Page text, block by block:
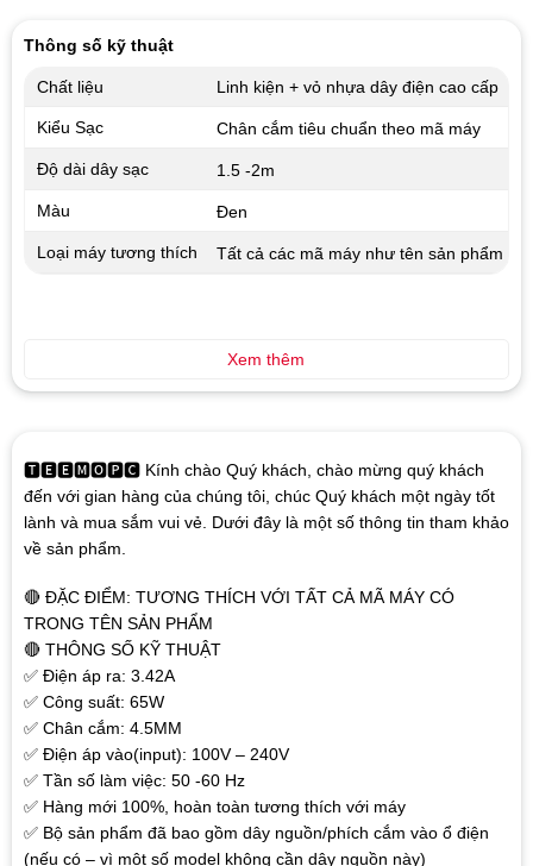
🆃🅴🅴🅼🅾🅿🅲 Kính chào Quý khách, chào mừng quý khách
đến với gian hàng của chúng tôi, chúc Quý khách một ngày tốt
lành và mua sắm vui vẻ. Dưới đây là một số thông tin tham khảo
về sản phẩm.
🔴 ĐẶC ĐIỂM: TƯƠNG THÍCH VỚI TẤT CẢ MÃ MÁY CÓ
TRONG TÊN SẢN PHẨM
🔴 THÔNG SỐ KỸ THUẬT
✅ Điện áp ra: 3.42A
✅ Công suất: 65W
✅ Chân cắm: 4.5MM
✅ Điện áp vào(input): 100V – 240V
✅ Tần số làm việc: 50 -60 Hz
✅ Hàng mới 100%, hoàn toàn tương thích với máy
✅ Bộ sản phẩm đã bao gồm dây nguồn/phích cắm vào ổ điện
(nếu có – vì một số model không cần dây nguồn này)
Thông số kỹ thuật
Chất liệu Linh kiện + vỏ nhựa dây điện cao cấp
Kiểu Sạc Chân cắm tiêu chuẩn theo mã máy
Độ dài dây sạc 1.5 -2m
Màu Đen
Loại máy tương thích Tất cả các mã máy như tên sản phẩm
Xem thêm